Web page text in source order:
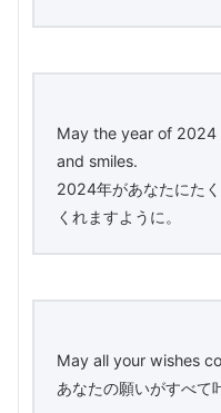
May the year of
and smiles.
2024年があなたにた
くれますように。
May all your wishes
あなたの願いがすべて